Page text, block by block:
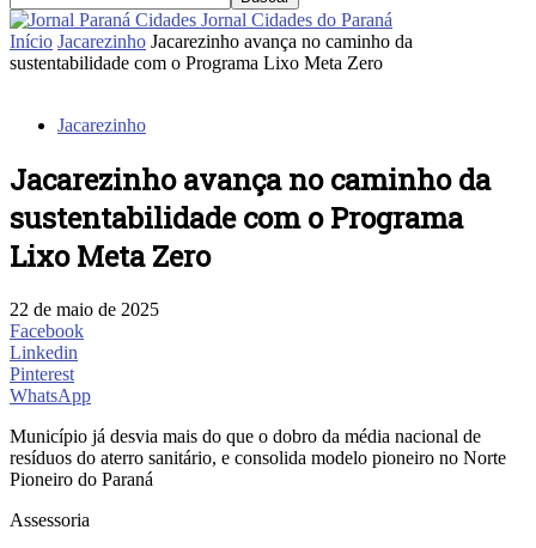
Jornal Cidades do Paraná
Início Jacarezinho Jacarezinho avança no caminho da
sustentabilidade com o Programa Lixo Meta Zero
Jacarezinho
Jacarezinho avança no caminho da
sustentabilidade com o Programa
Lixo Meta Zero
22 de maio de 2025
Facebook
Linkedin
Pinterest
WhatsApp
Município já desvia mais do que o dobro da média nacional de
resíduos do aterro sanitário, e consolida modelo pioneiro no Norte
Pioneiro do Paraná
Assessoria